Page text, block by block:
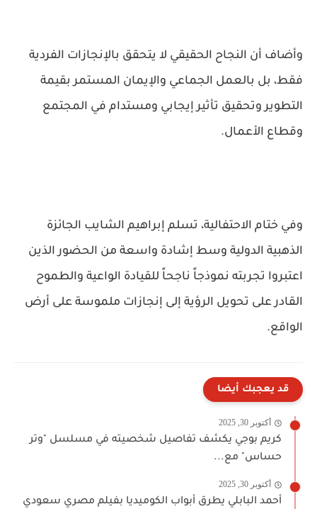
وأضاف أن النجاح الحقيقي لا يتحقق بالإنجازات الفردية
فقط، بل بالعمل الجماعي والإيمان المستمر بقيمة
التطوير وتحقيق تأثير إيجابي ومستدام في المجتمع
وقطاع الأعمال.
وفي ختام الاحتفالية، تسلم إبراهيم الشايب الجائزة
الذهبية الدولية وسط إشادة واسعة من الحضور الذين
اعتبروا تجربته نموذجاً ناجحاً للقيادة الواعية والطموح
القادر على تحويل الرؤية إلى إنجازات ملموسة على أرض
الواقع.
قد يعجبك أيضا
أكتوبر 30, 2025
كريم بوجي يكشف تفاصيل شخصيته في مسلسل "وتر
حساس" مع...
أكتوبر 30, 2025
أحمد البابلي يطرق أبواب الكوميديا بفيلم مصري سعودي